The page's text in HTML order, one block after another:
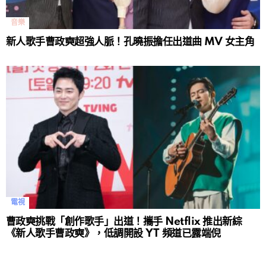
音樂
新人歌手曹政奭超強人脈！孔曉振擔任出道曲 MV 女主角
電視
曹政奭挑戰「創作歌手」出道！攜手 Netflix 推出新綜
《新人歌手曹政奭》，低調開設 YT 頻道已露端倪